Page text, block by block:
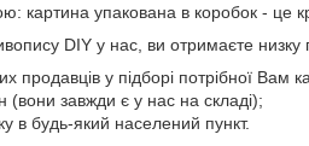
картина упакована в коробок - це
DIY у нас, ви отримаєте низку
продавців у підборі потрібної Вам
(вони завжди є у нас на складі);
в будь-який населений пункт.